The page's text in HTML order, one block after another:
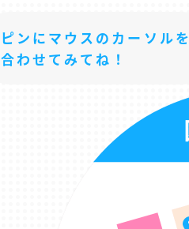
ピンにマウスのカーソルを
合わせてみてね！